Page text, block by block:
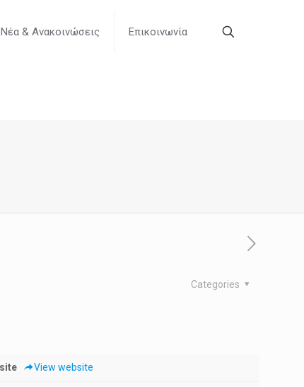
Nέα & Ανακοινώσεις Επικοινωνία
Categories
View website